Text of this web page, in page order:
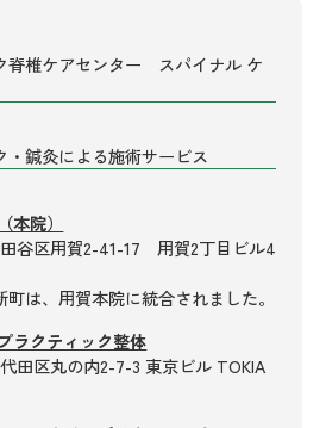
脊椎ケアセンター スパイナル ケ
・鍼灸による施術サービス
本院）
谷区用賀2-41-17 用賀2丁目ビル4
は、用賀本院に統合されました。
ラクティック整体
田区丸の内2-7-3 東京ビル TOKIA